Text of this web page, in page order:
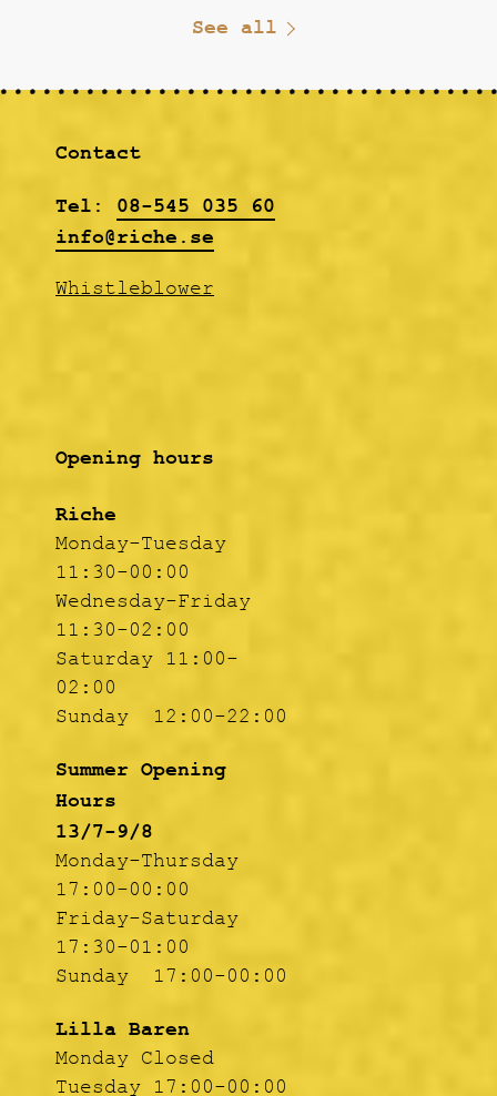
(classy winner of many
international awards,
about The Hives).
See all
Opening hours
Riche
Monday-Tuesday
11:30-00:00
Wednesday-Friday
11:30-02:00
Saturday 11:00-
02:00
Sunday 12:00-22:00
Summer Opening
Hours
13/7-9/8
Monday-Thursday
17:00-00:00
Friday-Saturday
17:30-01:00
Sunday 17:00-00:00
Lilla Baren
Monday Closed
Contact
Tel: 08-545 035 60
info@riche.se
Whistleblower